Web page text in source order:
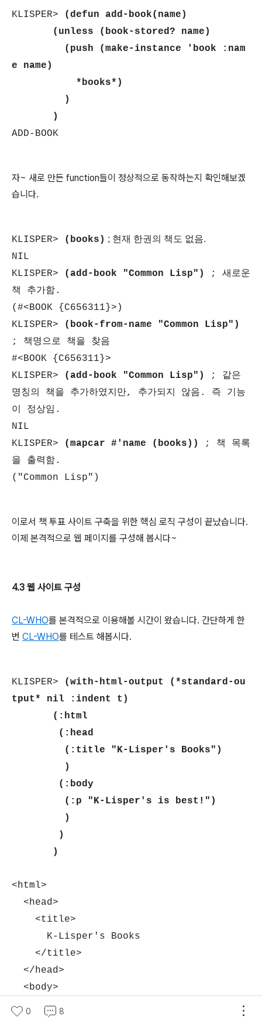
KLISPER>
(defun add-book(name)
(unless (book-stored? name)
(push (make-instance 'book :nam
e name)
*books*)
)
)
ADD-BOOK
자~ 새로 만든 function들이 정상적으로 동작하는지 확인해보겠
습니다.
KLISPER> (books) ; 현재 한권의 책도 없음.
NIL
KLISPER>
(add-book "Common Lisp")
; 새로운
책 추가함.
(#<BOOK {C656311}>)
KLISPER>
(book-from-name "Common Lisp")
; 책명으로 책을 찾음
#<BOOK {C656311}>
KLISPER>
(add-book "Common Lisp")
; 같은
명칭의 책을 추가하였지만, 추가되지 않음. 즉 기능
이 정상임.
NIL
KLISPER>
(mapcar #'name (books))
; 책 목록
을 출력함.
("Common Lisp")
이로서 책 투표 사이트 구축을 위한 핵심 로직 구성이 끝났습니다.
이제 본격적으로 웹 페이지를 구성해 봅시다~
4.3 웹 사이트 구성
CL-WHO를 본격적으로 이용해볼 시간이 왔습니다. 간단하게 한
번 CL-WHO를 테스트 해봅시다.
KLISPER>
(with-html-output (*standard-ou
tput* nil :indent t)
(:html
(:head
(:title "K-Lisper's Books")
)
(:body
(:p "K-Lisper's is best!")
)
)
)
<html>
<head>
<title>
K-Lisper's Books
</title>
</head>
<body>
<p>
0 8